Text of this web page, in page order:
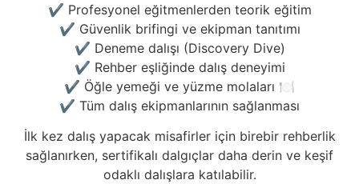
✔ Profesyonel eğitmenlerden teorik eğitim
✔ Güvenlik brifingi ve ekipman tanıtımı
✔ Deneme dalışı (Discovery Dive)
✔ Rehber eşliğinde dalış deneyimi
✔ Öğle yemeği ve yüzme molaları 🍽️
✔ Tüm dalış ekipmanlarının sağlanması
İlk kez dalış yapacak misafirler için birebir rehberlik
sağlanırken, sertifikalı dalgıçlar daha derin ve keşif
odaklı dalışlara katılabilir.